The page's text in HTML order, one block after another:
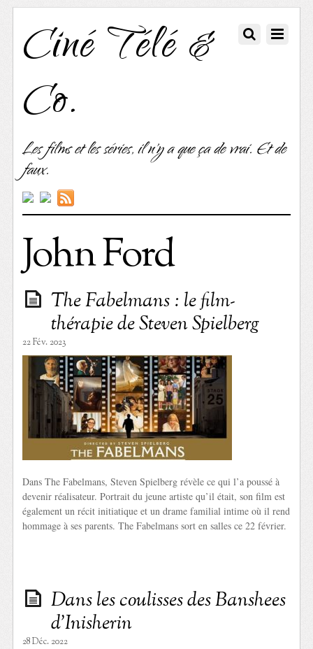
Ciné Télé &
Co.
Les films et les séries, il n'y a que ça de vrai. Et de
faux.
John Ford
The Fabelmans : le film-
thérapie de Steven Spielberg
22 Fév. 2023
Dans The Fabelmans, Steven Spielberg révèle ce qui l’a poussé à
devenir réalisateur. Portrait du jeune artiste qu’il était, son film est
également un récit initiatique et un drame familial intime où il rend
hommage à ses parents. The Fabelmans sort en salles ce 22 février.
Dans les coulisses des Banshees
d’Inisherin
28 Déc. 2022